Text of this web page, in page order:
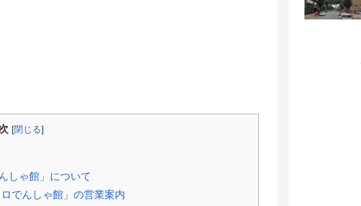
[閉じる]
しゃ館」について
でんしゃ館」の営業案内